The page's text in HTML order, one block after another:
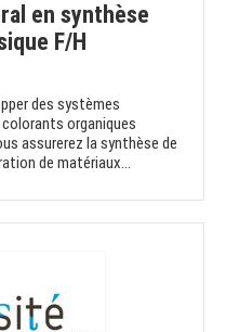
en synthèse
F/H
des systèmes
organiques
assurerez la synthèse de
de matériaux...